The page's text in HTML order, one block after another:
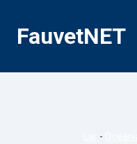
paraFauvetNET
-